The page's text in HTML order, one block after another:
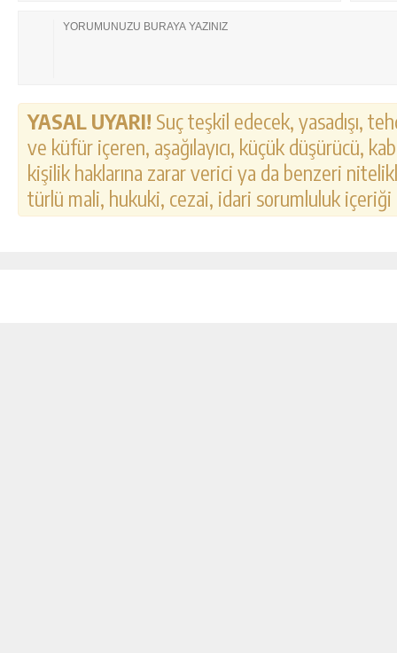
YASAL UYARI! Suç teşkil edecek, yasadışı,
ve küfür içeren, aşağılayıcı, küçük düşürücü,
kişilik haklarına zarar verici ya da benzeri
türlü mali, hukuki, cezai, idari sorumluluk